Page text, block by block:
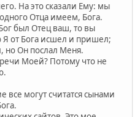
На это сказали Ему: мы
Отца имеем, Бога.
был Отец ваш, то вы
от Бога исшел и пришел;
но Он послал Меня.
Моей? Потому что не
все могут считатся сынами